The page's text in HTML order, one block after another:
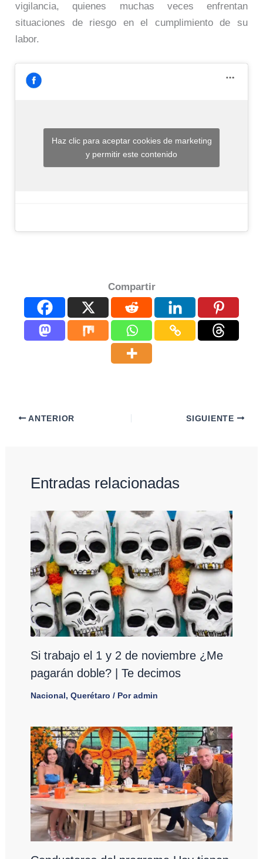
vigilancia, quienes muchas veces enfrentan
situaciones de riesgo en el cumplimiento de su
labor.
Haz clic para aceptar cookies de marketing
y permitir este contenido
Compartir
ANTERIOR SIGUIENTE
Entradas relacionadas
Si trabajo el 1 y 2 de noviembre ¿Me
pagarán doble? | Te decimos
Nacional, Querétaro / Poradmin